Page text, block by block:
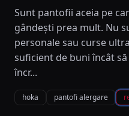
Sunt pantofii aceia pe
gândești prea mult. Nu
personale sau curse
suficient de buni încât
încr...
hoka pantofi alergare